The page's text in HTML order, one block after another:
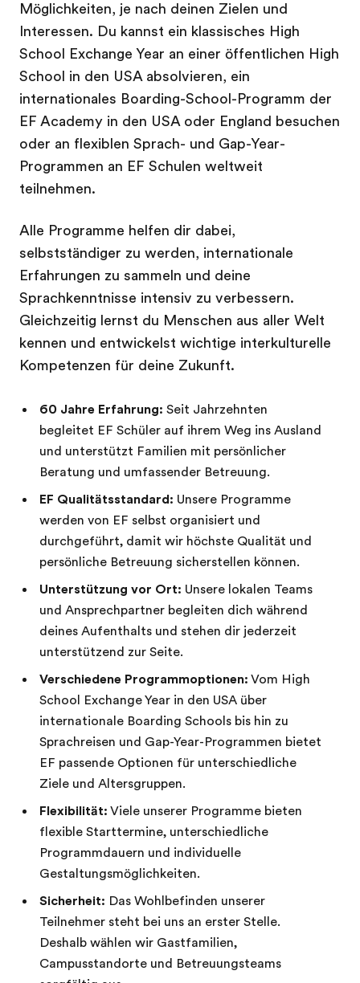
Möglichkeiten, je nach deinen Zielen und
Interessen. Du kannst ein klassisches High
School Exchange Year an einer öffentlichen High
School in den USA absolvieren, ein
internationales Boarding-School-Programm der
EF Academy in den USA oder England besuchen
oder an flexiblen Sprach- und Gap-Year-
Programmen an EF Schulen weltweit
teilnehmen.
Alle Programme helfen dir dabei,
selbstständiger zu werden, internationale
Erfahrungen zu sammeln und deine
Sprachkenntnisse intensiv zu verbessern.
Gleichzeitig lernst du Menschen aus aller Welt
kennen und entwickelst wichtige interkulturelle
Kompetenzen für deine Zukunft.
60 Jahre Erfahrung: Seit Jahrzehnten
begleitet EF Schüler auf ihrem Weg ins Ausland
und unterstützt Familien mit persönlicher
Beratung und umfassender Betreuung.
EF Qualitätsstandard: Unsere Programme
werden von EF selbst organisiert und
durchgeführt, damit wir höchste Qualität und
persönliche Betreuung sicherstellen können.
Unterstützung vor Ort: Unsere lokalen Teams
und Ansprechpartner begleiten dich während
deines Aufenthalts und stehen dir jederzeit
unterstützend zur Seite.
Verschiedene Programmoptionen: Vom High
School Exchange Year in den USA über
internationale Boarding Schools bis hin zu
Sprachreisen und Gap-Year-Programmen bietet
EF passende Optionen für unterschiedliche
Ziele und Altersgruppen.
Flexibilität: Viele unserer Programme bieten
flexible Starttermine, unterschiedliche
Programmdauern und individuelle
Gestaltungsmöglichkeiten.
Sicherheit: Das Wohlbefinden unserer
Teilnehmer steht bei uns an erster Stelle.
Deshalb wählen wir Gastfamilien,
Campusstandorte und Betreuungsteams